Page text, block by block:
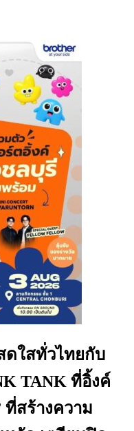
ดใสทั่วไทยกับ
TANK ที่อิ้งค์
ที่สร้างความ